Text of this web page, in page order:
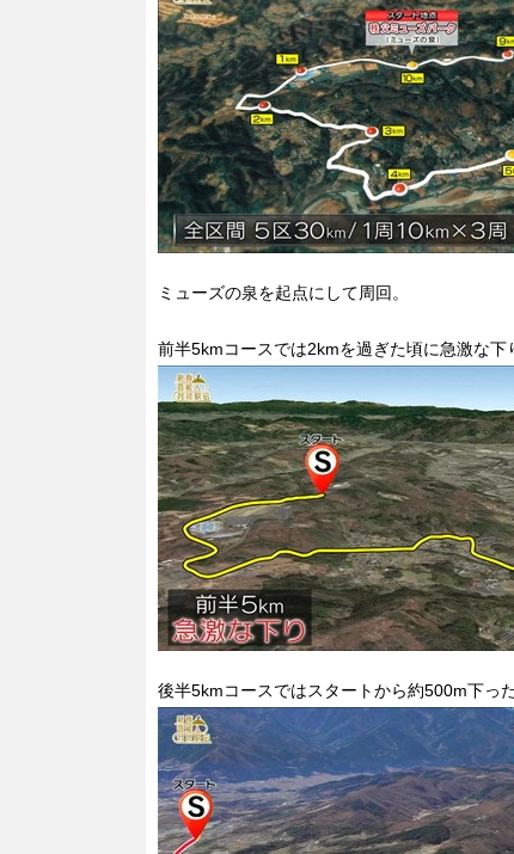
ミューズの泉を起点にして周回。
前半5kmコースでは2kmを過ぎた頃に急激な下
後半5kmコースではスタートから約500m下っ